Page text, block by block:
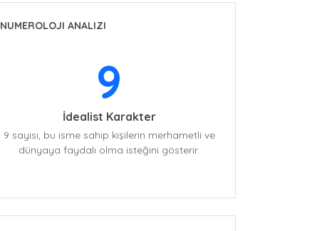
NUMEROLOJI ANALIZI
9
İdealist Karakter
9 sayısı, bu isme sahip kişilerin merhametli ve
dünyaya faydalı olma isteğini gösterir.